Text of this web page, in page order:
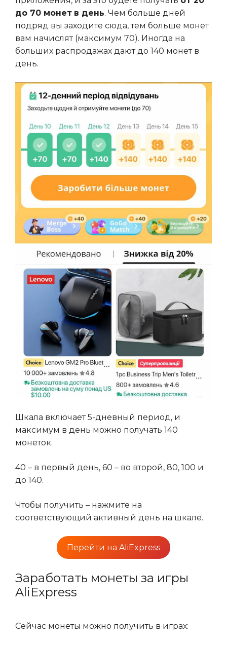
до 70 монет в день. Чем больше дней
подряд вы заходите сюда, тем больше монет
вам начислят (максимум 70). Иногда на
больших распродажах дают до 140 монет в
день.
Шкала включает 5-дневный период, и
максимум в день можно получать 140
монеток.
40 – в первый день, 60 – во второй, 80, 100 и
до 140.
Чтобы получить – нажмите на
соответствующий активный день на шкале.
Перейти на AliExpress
Заработать монеты за игры
AliExpress
Сейчас монеты можно получить в играх: